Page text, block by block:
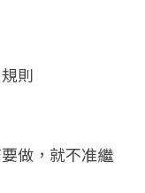
則
做，就不准繼